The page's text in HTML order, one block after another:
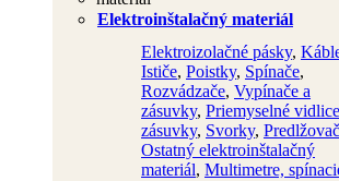
Elektroinštalačný materiál
Elektroizolačné pásky,
Ističe, Poistky, Spínače,
Rozvádzače, Vypínače a
zásuvky, Priemyselné
zásuvky, Svorky,
Ostatný elektroinštalačný
materiál, Multimetre,